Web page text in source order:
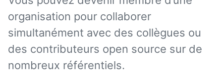
organisation pour collaborer
simultanément avec des collègues ou
des contributeurs open source sur de
nombreux référentiels.